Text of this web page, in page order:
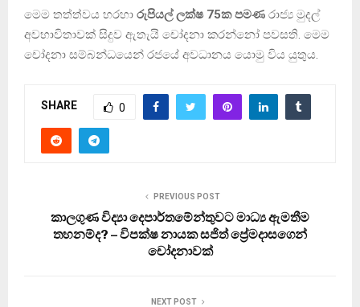
මෙම තත්ත්වය හරහා රුපියල් ලක්ෂ 75ක පමණ රාජ්‍ය මුදල්
අවභාවිතාවක් සිදුව ඇතැයි චෝදනා කරන්නෝ පවසති. මෙම
චෝදනා සම්බන්ධයෙන් රජයේ අවධානය යොමු විය යුතුය.
SHARE 0
PREVIOUS POST
කාලගුණ විද්‍යා දෙපාර්තමේන්තුවට මාධ්‍ය ඇමතීම
තහනම්ද? – විපක්ෂ නායක සජිත් ප්‍රේමදාසගෙන්
චෝදනාවක්
NEXT POST